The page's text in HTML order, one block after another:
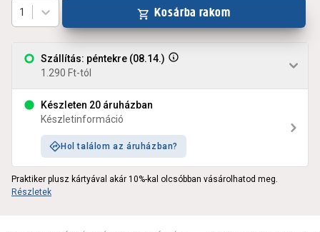
Szállítás: péntekre (08.14.)
1.290 Ft-tól
Készleten 20 áruházban
Készletinformáció
Hol találom az áruházban?
1 Kosárba rakom
Praktiker plusz kártyával akár 10%-kal olcsóbban vásárolhatod meg.
Részletek